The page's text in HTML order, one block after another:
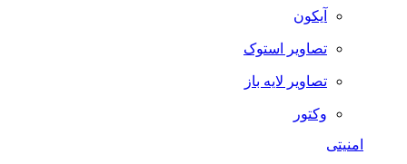
آیکون
تصاویر استوک
تصاویر لایه باز
وکتور